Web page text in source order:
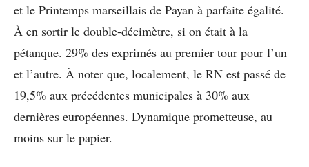
et le Printemps marseillais de Payan à parfaite égalité.
À en sortir le double-décimètre, si on était à la
pétanque. 29% des exprimés au premier tour pour l’un
et l’autre. À noter que, localement, le RN est passé de
19,5% aux précédentes municipales à 30% aux
dernières européennes. Dynamique prometteuse, au
moins sur le papier.